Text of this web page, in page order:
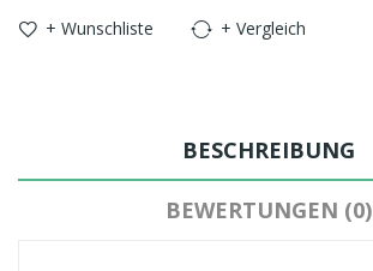
+ Wunschliste + Vergleich
BESCHREIBUNG
BEWERTUNGEN (0)